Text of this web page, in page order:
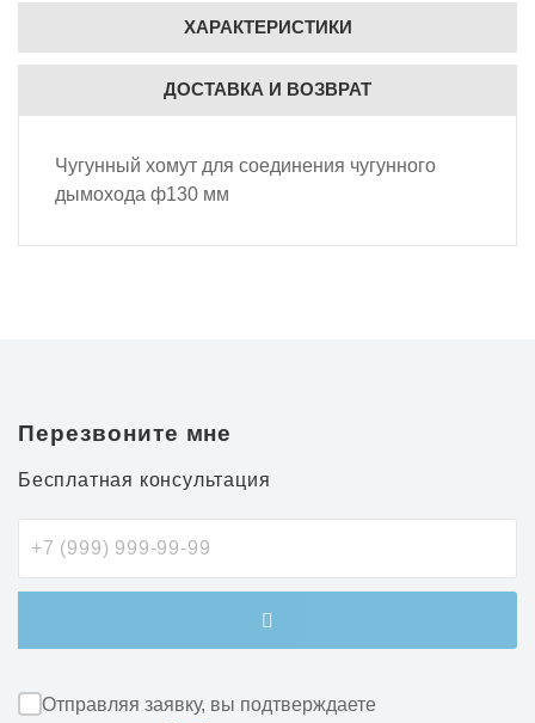
ХАРАКТЕРИСТИКИ
ДОСТАВКА И ВОЗВРАТ
Чугунный хомут для соединения чугунного
дымохода ф130 мм
Перезвоните мне
Бесплатная консультация
Отправляя заявку, вы подтверждаете